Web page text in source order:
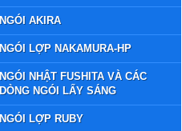
NGÓI AKIRA
NGÓI LỢP NAKAMURA-HP
NGÓI NHẬT FUSHITA VÀ CÁC
DÒNG NGÓI LẤY SÁNG
NGÓI LỢP RUBY